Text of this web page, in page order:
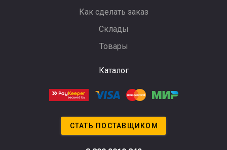
Как сделать заказ
Склады
Товары
Каталог
СТАТЬ ПОСТАВЩИКОМ